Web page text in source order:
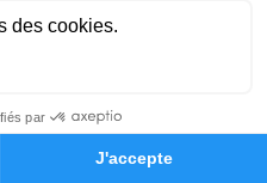
Hommages